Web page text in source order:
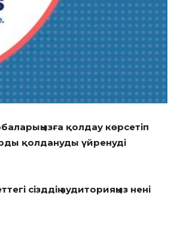
қолдау көрсетіп
қолдануды үйренуді
сізддің аудиторияңыз нені